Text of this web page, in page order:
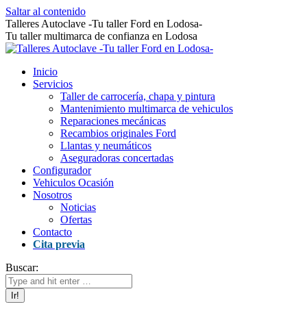
Saltar al contenido
Talleres Autoclave -Tu taller Ford en Lodosa-
Tu taller multimarca de confianza en Lodosa
Inicio
Servicios
Taller de carrocería, chapa y pintura
Mantenimiento multimarca de vehiculos
Reparaciones mecánicas
Recambios originales Ford
Llantas y neumáticos
Aseguradoras concertadas
Configurador
Vehiculos Ocasión
Nosotros
Noticias
Ofertas
Contacto
Cita previa
Buscar: